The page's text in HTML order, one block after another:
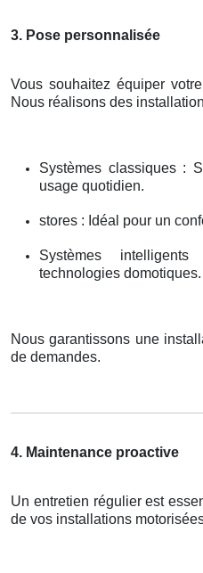
3. Pose personnalisée
Vous souhaitez équiper
Nous réalisons des
Systèmes classiques :
usage quotidien.
stores : Idéal pour un
Systèmes
technologies domotiques.
Nous garantissons une
de demandes.
4. Maintenance proactive
Un entretien régulier est
de vos installations